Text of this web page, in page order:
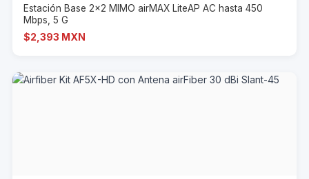
Estación Base 2x2 MIMO airMAX LiteAP AC hasta 450
Mbps, 5 G
$2,393 MXN